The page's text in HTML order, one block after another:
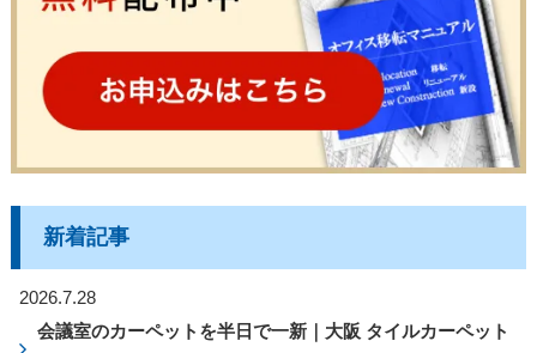
新着記事
2026.7.28
会議室のカーペットを半日で一新｜大阪 タイルカーペット